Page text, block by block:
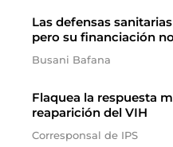
Las defensas
pero su financiación no
Busani Bafana
Flaquea la respuesta
reaparición del VIH
Corresponsal de IPS